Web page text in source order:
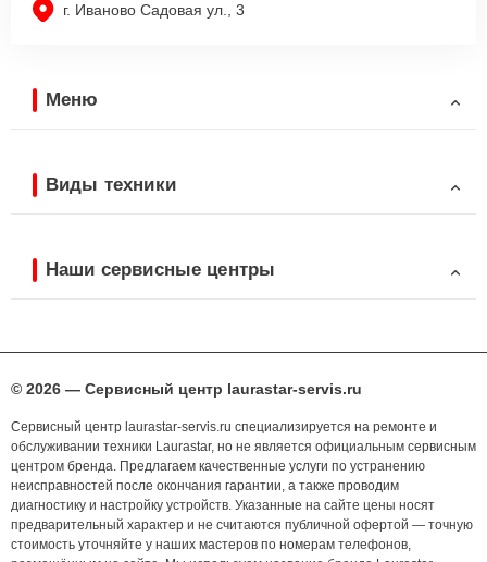
г. Иваново Садовая ул., 3
Меню
Виды техники
Наши сервисные центры
© 2026 — Сервисный центр laurastar-servis.ru
Сервисный центр laurastar-servis.ru специализируется на ремонте и
обслуживании техники Laurastar, но не является официальным сервисным
центром бренда. Предлагаем качественные услуги по устранению
неисправностей после окончания гарантии, а также проводим
диагностику и настройку устройств. Указанные на сайте цены носят
предварительный характер и не считаются публичной офертой — точную
стоимость уточняйте у наших мастеров по номерам телефонов,